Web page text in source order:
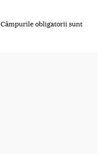
Câmpurile obligatorii sunt